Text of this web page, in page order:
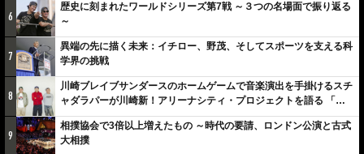
6
歴史に刻まれたワールドシリーズ第7戦 ～３つの名場面で振り返る
～
7
異端の先に描く未来：イチロー、野茂、そしてスポーツを支える科
学界の挑戦
8
川崎ブレイブサンダースのホームゲームで音楽演出を手掛けるスチ
ャダラパーが川崎新！アリーナシティ・プロジェクトを語る 「楽
しみでしかないでしょ。川崎は、ずっと成長曲線だから」
9
相撲協会で3倍以上増えたもの ～時代の要請、ロンドン公演と古式
大相撲